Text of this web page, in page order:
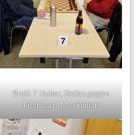
Brett 7 Huber, Stefan gegen
Fischbach, Maximilian